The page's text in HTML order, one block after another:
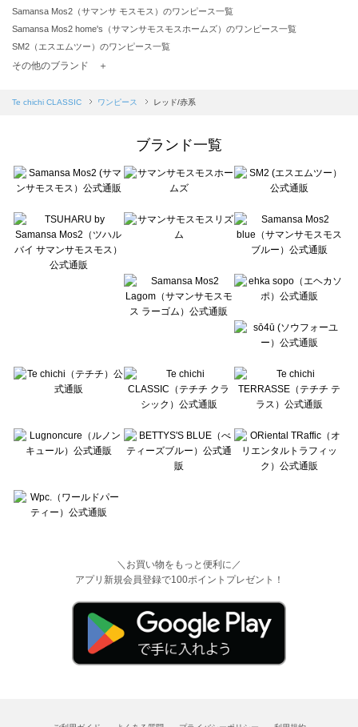
Samansa Mos2（サマンサ モスモス）のワンピース一覧
Samansa Mos2 home's（サマンサモスモスホームズ）のワンピース一覧
SM2（エスエムツー）のワンピース一覧
TSUHARU by Samansa Mos2（ツハルバイサマンサモスモス）のワンピース一覧
Samansa Mos2 blue（サマンサモスモス ブルー）のワンピース一覧
sō4ū（ソウフォーユー）のワンピース一覧
Te chichi（テチチ）のワンピース一覧
Te chichi CLASSIC（テチチ クラシック）のワンピース一覧
Lugnoncure（ルノンキュール）のワンピース一覧
BETTY'S BLUE（べティーズブルー）のワンピース一覧
Wpc.（ワールドパーティー）のワンピース一覧
その他のブランド ＋
Te chichi CLASSIC ワンピース レッド/赤系
ブランド一覧
＼お買い物をもっと便利に／
アプリ新規会員登録で100ポイントプレゼント！